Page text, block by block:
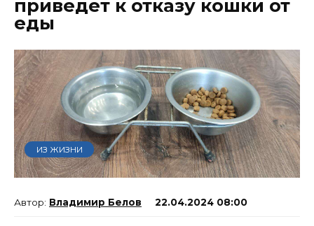
приведет к отказу кошки от
еды
ИЗ ЖИЗНИ
Владимир Белов 22.04.2024 08:00